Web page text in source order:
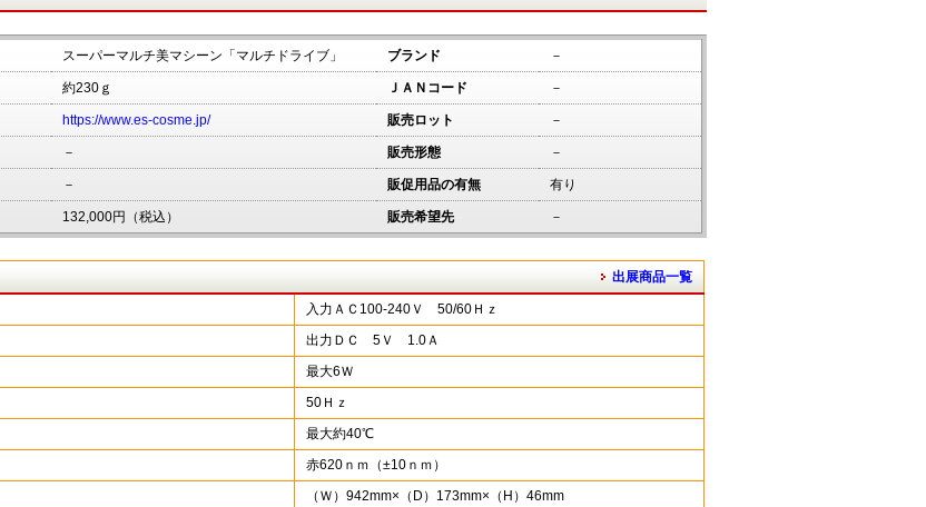
スーパーマルチ美マシーン「マルチドライブ」 ブランド －
約230ｇ ＪＡＮコード －
https://www.es-cosme.jp/ 販売ロット －
－ 販売形態 －
－ 販促用品の有無 有り
132,000円（税込） 販売希望先 －
出展商品一覧
入力ＡＣ100-240Ｖ 50/60Ｈｚ
出力ＤＣ 5Ｖ 1.0Ａ
最大6Ｗ
50Ｈｚ
最大約40℃
赤620ｎｍ（±10ｎｍ）
（Ｗ）942mm×（D）173mm×（H）46mm